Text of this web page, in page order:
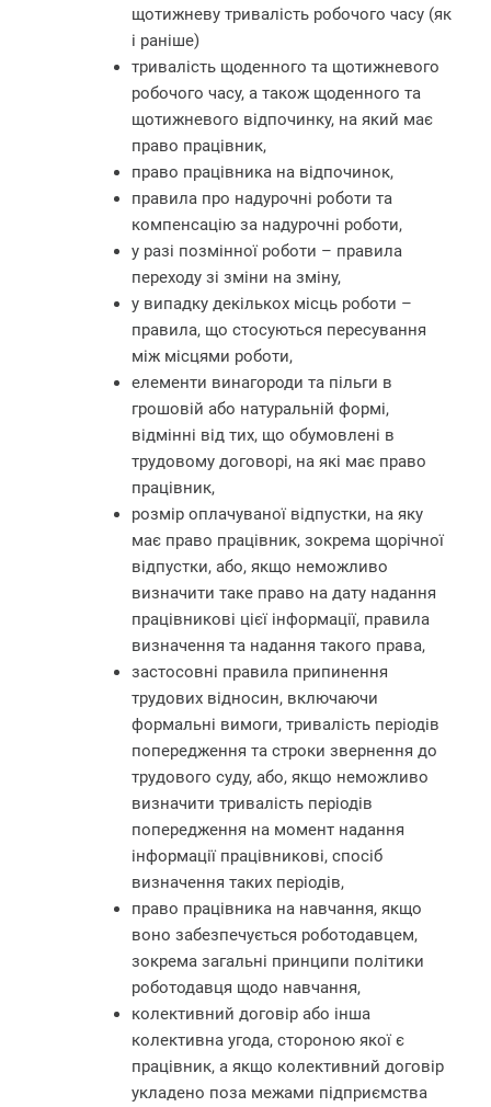
щотижневу тривалість робочого часу (як
і раніше)
тривалість щоденного та щотижневого
робочого часу, а також щоденного та
щотижневого відпочинку, на який має
право працівник,
право працівника на відпочинок,
правила про надурочні роботи та
компенсацію за надурочні роботи,
у разі позмінної роботи – правила
переходу зі зміни на зміну,
у випадку декількох місць роботи –
правила, що стосуються пересування
між місцями роботи,
елементи винагороди та пільги в
грошовій або натуральній формі,
відмінні від тих, що обумовлені в
трудовому договорі, на які має право
працівник,
розмір оплачуваної відпустки, на яку
має право працівник, зокрема щорічної
відпустки, або, якщо неможливо
визначити таке право на дату надання
працівникові цієї інформації, правила
визначення та надання такого права,
застосовні правила припинення
трудових відносин, включаючи
формальні вимоги, тривалість періодів
попередження та строки звернення до
трудового суду, або, якщо неможливо
визначити тривалість періодів
попередження на момент надання
інформації працівникові, спосіб
визначення таких періодів,
право працівника на навчання, якщо
воно забезпечується роботодавцем,
зокрема загальні принципи політики
роботодавця щодо навчання,
колективний договір або інша
колективна угода, стороною якої є
працівник, а якщо колективний договір
укладено поза межами підприємства